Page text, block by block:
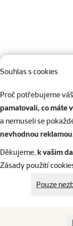
Souhlas s cookies
Proč potřebujeme
pamatovali, co máte
a nemuseli se
nevhodnou reklamou
Děkujeme,k vašim
Zásady použití
Pouze